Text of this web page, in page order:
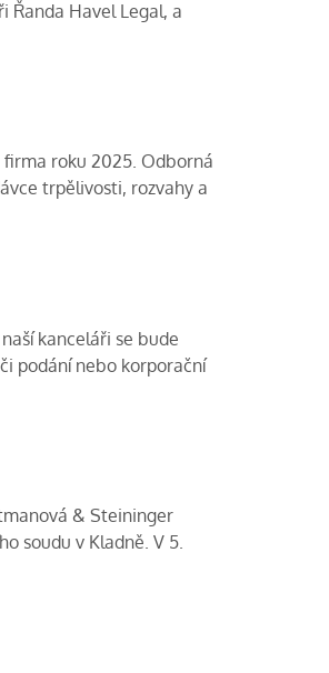
Řanda Havel Legal, a
firma roku 2025. Odborná
trpělivosti, rozvahy a
kanceláři se bude
podání nebo korporační
& Steininger
soudu v Kladně. V 5.